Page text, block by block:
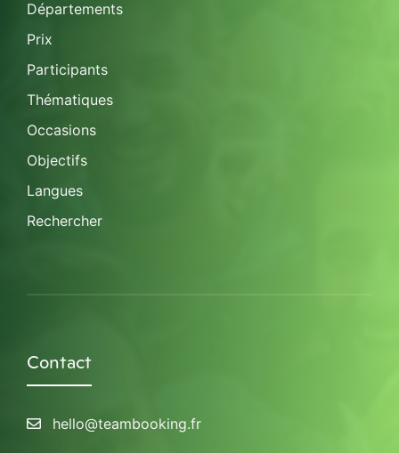
Départements
Prix
Participants
Thématiques
Occasions
Objectifs
Langues
Rechercher
Contact
hello@teambooking.fr